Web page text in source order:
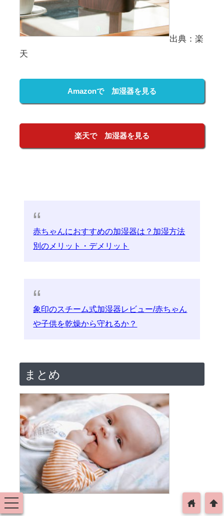
出典：楽
天
Amazonで 加湿器を見る
楽天で 加湿器を見る
赤ちゃんにおすすめの加湿器は？加湿方法
別のメリット・デメリット
象印のスチーム式加湿器レビュー/赤ちゃん
や子供を乾燥から守れるか？
まとめ
toggle
navigation
arrowup
home